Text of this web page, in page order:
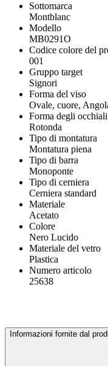
Sottomarca
Montblanc
Modello
MB0291O
Codice colore del
001
Gruppo target
Signori
Forma del viso
Ovale, cuore,
Forma degli occhiali
Rotonda
Tipo di montatura
Montatura piena
Tipo di barra
Monoponte
Tipo di cerniera
Cerniera standard
Materiale
Acetato
Colore
Nero Lucido
Materiale del vetro
Plastica
Numero articolo
25638
Informazioni fornite dal